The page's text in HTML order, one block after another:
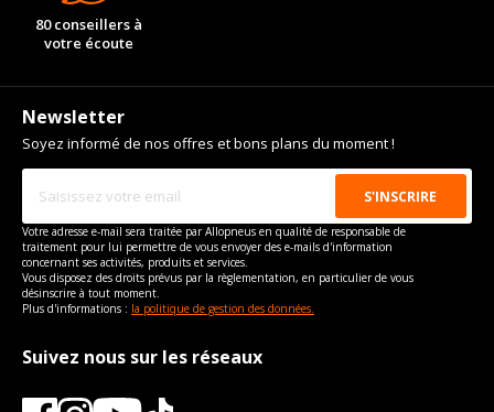
80 conseillers à
votre écoute
Newsletter
Soyez informé de nos offres et bons plans du moment !
Votre adresse e-mail sera traitée par Allopneus en qualité de responsable de
traitement pour lui permettre de vous envoyer des e-mails d'information
concernant ses activités, produits et services.
Vous disposez des droits prévus par la règlementation, en particulier de vous
désinscrire à tout moment.
Plus d'informations : la politique de gestion des données.
Suivez nous sur les réseaux